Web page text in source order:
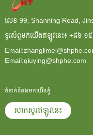
លេខ 99, Shanning Road,
ទូរស័ព្ទមកយើងឥឡូវនេះ៖ +៨៦ ១
Email:qiuying@shphe.com
ទំនាក់ទំនងមកយើងខ្ញុំ
សាកសួរឥឡូវនេះ